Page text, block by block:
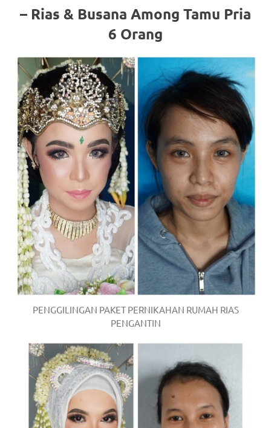
– Rias & Busana Among Tamu Pria
6 Orang
PENGGILINGAN PAKET PERNIKAHAN RUMAH RIAS
PENGANTIN